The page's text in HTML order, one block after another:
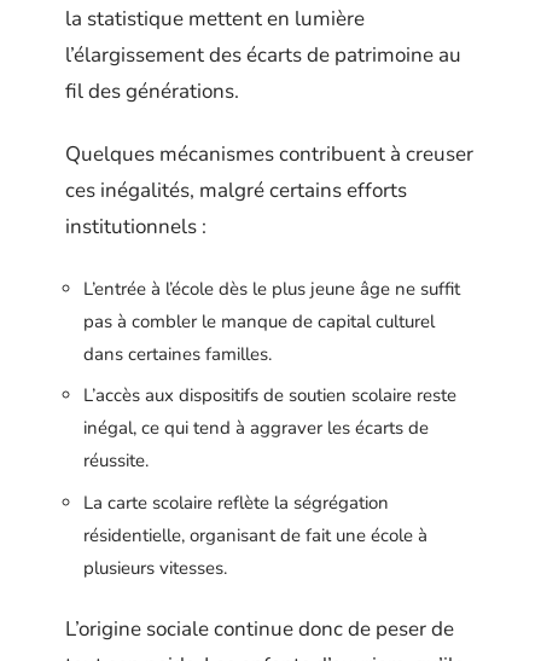
la statistique mettent en lumière
l’élargissement des écarts de patrimoine au
fil des générations.
Quelques mécanismes contribuent à creuser
ces inégalités, malgré certains efforts
institutionnels :
L’entrée à l’école dès le plus jeune âge ne suffit
pas à combler le manque de capital culturel
dans certaines familles.
L’accès aux dispositifs de soutien scolaire reste
inégal, ce qui tend à aggraver les écarts de
réussite.
La carte scolaire reflète la ségrégation
résidentielle, organisant de fait une école à
plusieurs vitesses.
L’origine sociale continue donc de peser de